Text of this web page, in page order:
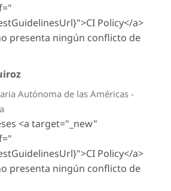
Policy</a>
presenta ningún conflicto de
Autónoma de las Américas -
<a target="_new"
Policy</a>
presenta ningún conflicto de